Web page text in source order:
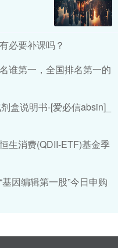
必要补课吗？
谁第一，全国排名第一的
盒说明书-[爱必信absin]_
生消费(QDII-ETF)基金季
因编辑第一股”今日申购